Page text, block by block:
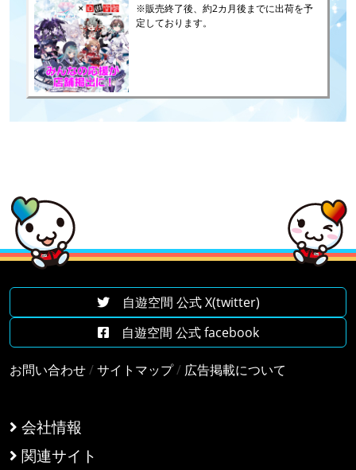
※販売終了後、約2カ月後までに出荷を予
定しております。
会社情報
関連サイト
自遊空間 公式 X(twitter)
自遊空間 公式 facebook
お問い合わせ/サイトマップ/ 広告掲載について